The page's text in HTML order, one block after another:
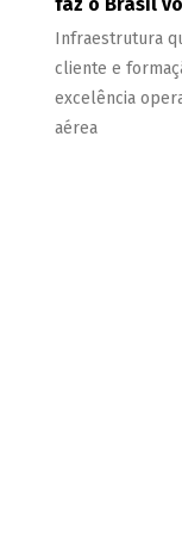
Infraestrutura
cliente e
excelência
aérea